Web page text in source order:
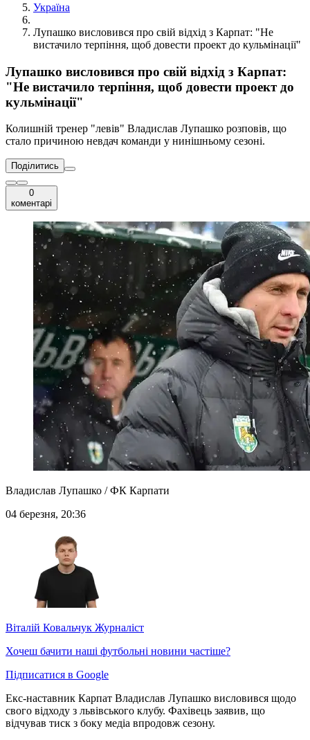
Україна
Лупашко висловився про свій відхід з Карпат: "Не
вистачило терпіння, щоб довести проект до кульмінації"
Лупашко висловився про свій відхід з Карпат:
"Не вистачило терпіння, щоб довести проект до
кульмінації"
Колишній тренер "левів" Владислав Лупашко розповів, що
стало причиною невдач команди у нинішньому сезоні.
Поділитись
0
коментарі
Владислав Лупашко / ФК Карпати
04 березня, 20:36
Віталій Ковальчук Журналіст
Хочеш бачити наші футбольні новини частіше?
Підписатися в Google
Екс-наставник Карпат Владислав Лупашко висловився щодо
свого відходу з львівського клубу. Фахівець заявив, що
відчував тиск з боку медіа впродовж сезону.